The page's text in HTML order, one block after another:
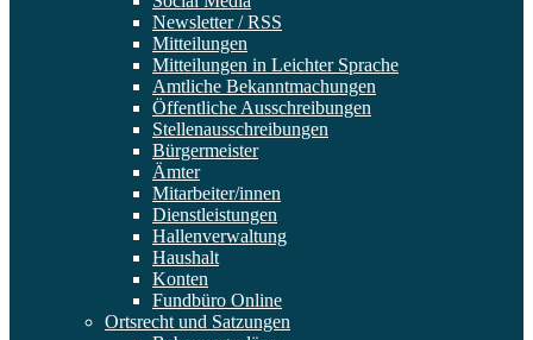
Newsletter / RSS
Mitteilungen
Mitteilungen in Leichter Sprache
Amtliche Bekanntmachungen
Öffentliche Ausschreibungen
Stellenausschreibungen
Bürgermeister
Ämter
Mitarbeiter/innen
Dienstleistungen
Hallenverwaltung
Haushalt
Konten
Fundbüro Online
Ortsrecht und Satzungen